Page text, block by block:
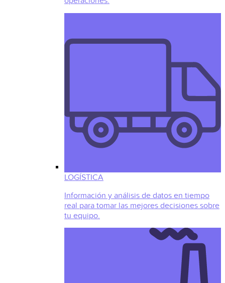
LOGÍSTICA
Información y análisis de datos en tiempo
real para tomar las mejores decisiones sobre
tu equipo.